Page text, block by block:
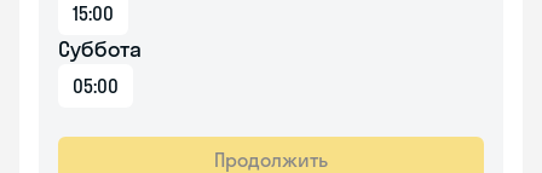
15:00
Суббота
05:00
Продолжить